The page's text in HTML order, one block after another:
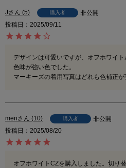
J 5 購入者
非公開
投稿日
2025/09/11
デザインは可愛いですが、オフホワイ
色味が強い色でした。
マーキーズの着用写真はどれも色補正が
men 10 購入者
非公開
投稿日
2025/08/20
オフホワイトCZを購入しました。切り